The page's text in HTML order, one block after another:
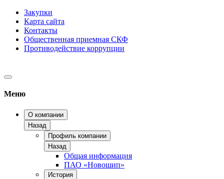
Закупки
Карта сайта
Контакты
Общественная приемная СКФ
Противодействие коррупции
Меню
О компании
Назад
Профиль компании
Назад
Общая информация
ПАО «Новошип»
История